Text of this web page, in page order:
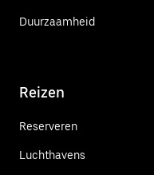
Duurzaamheid
Reizen
Reserveren
Luchthavens